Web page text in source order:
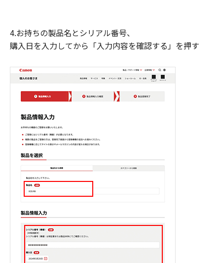
4.お持ちの製品名とシリアル番号、
購入日を入力してから「入力内容を確認する」を押す